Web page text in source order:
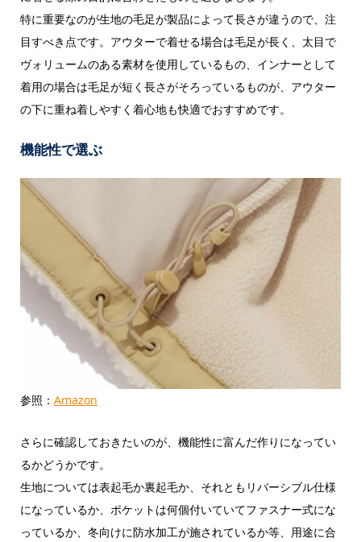
特に重要なのが生地の毛足が製品によって長さが違うので、注
目すべき点です。アウターで着せる場合は毛足が長く、太目で
ヴォリュームのある素材を使用しているもの、インナーとして
着用の場合は毛足が短く長さがそろっているものが、アウター
の下に重ね着しやすく着心地も快適でおすすめです。
機能性で選ぶ
参照： Amazon
さらに確認しておきたいのが、機能性に富んだ作りになってい
るかどうかです。
生地については表起毛か裏起毛か、それともリバーシブル仕様
になっているか、ポケットは何個付いていてファスナー式にな
っているか、冬向けに防水加工が施されているか等、用途に合